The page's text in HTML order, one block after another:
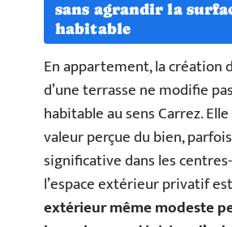
sans agrandir la
habitable
En appartement, la création
d’une terrasse ne modifie
habitable au sens Carrez.
valeur perçue du bien,
significative dans les
l’espace extérieur privatif
extérieur même modeste